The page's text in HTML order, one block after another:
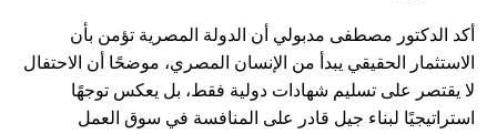
أكد الدكتور مصطفى مدبولي أن الدولة المصرية تؤمن بأن
الاستثمار الحقيقي يبدأ من الإنسان المصري، موضحًا أن الاحتفال
لا يقتصر على تسليم شهادات دولية فقط، بل يعكس توجهًا
استراتيجيًا لبناء جيل قادر على المنافسة في سوق العمل